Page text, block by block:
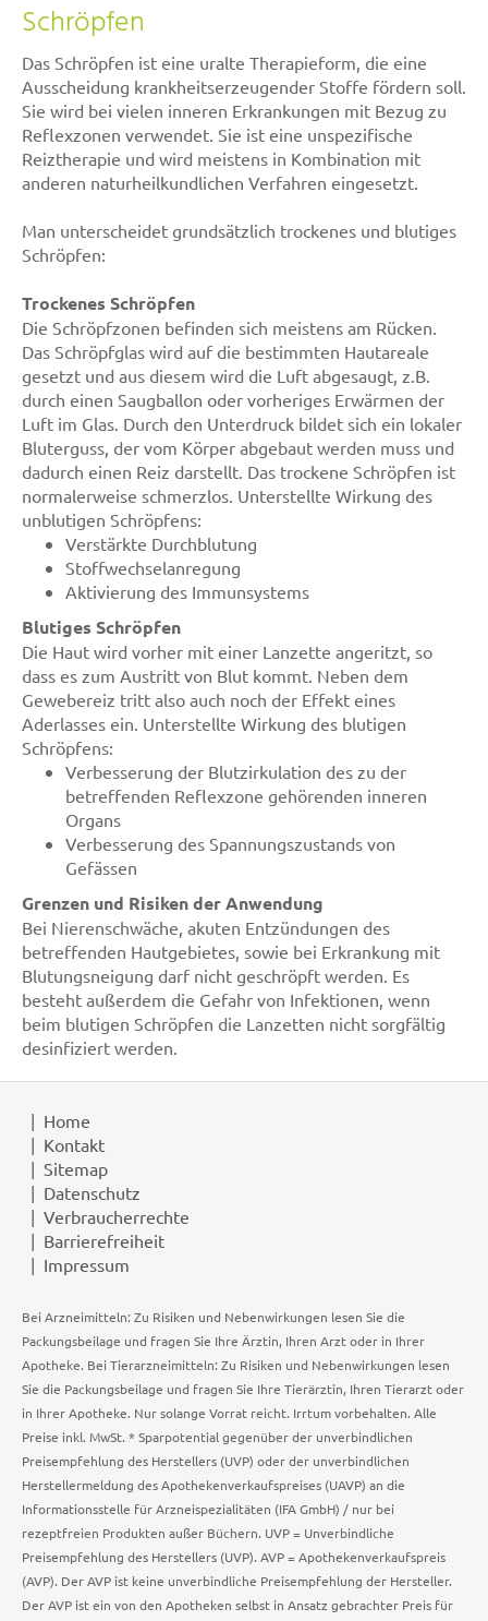
Schröpfen
Das Schröpfen ist eine uralte Therapieform, die eine
Ausscheidung krankheitserzeugender Stoffe fördern soll.
Sie wird bei vielen inneren Erkrankungen mit Bezug zu
Reflexzonen verwendet. Sie ist eine unspezifische
Reiztherapie und wird meistens in Kombination mit
anderen naturheilkundlichen Verfahren eingesetzt.
Man unterscheidet grundsätzlich trockenes und blutiges
Schröpfen:
Trockenes Schröpfen
Die Schröpfzonen befinden sich meistens am Rücken.
Das Schröpfglas wird auf die bestimmten Hautareale
gesetzt und aus diesem wird die Luft abgesaugt, z.B.
durch einen Saugballon oder vorheriges Erwärmen der
Luft im Glas. Durch den Unterdruck bildet sich ein lokaler
Bluterguss, der vom Körper abgebaut werden muss und
dadurch einen Reiz darstellt. Das trockene Schröpfen ist
normalerweise schmerzlos. Unterstellte Wirkung des
unblutigen Schröpfens:
Verstärkte Durchblutung
Stoffwechselanregung
Aktivierung des Immunsystems
Blutiges Schröpfen
Die Haut wird vorher mit einer Lanzette angeritzt, so
dass es zum Austritt von Blut kommt. Neben dem
Gewebereiz tritt also auch noch der Effekt eines
Aderlasses ein. Unterstellte Wirkung des blutigen
Schröpfens:
Verbesserung der Blutzirkulation des zu der
betreffenden Reflexzone gehörenden inneren
Organs
Verbesserung des Spannungszustands von
Gefässen
Grenzen und Risiken der Anwendung
Bei Nierenschwäche, akuten Entzündungen des
betreffenden Hautgebietes, sowie bei Erkrankung mit
Blutungsneigung darf nicht geschröpft werden. Es
besteht außerdem die Gefahr von Infektionen, wenn
beim blutigen Schröpfen die Lanzetten nicht sorgfältig
desinfiziert werden.
Home
Kontakt
Sitemap
Datenschutz
Verbraucherrechte
Barrierefreiheit
Impressum
Bei Arzneimitteln: Zu Risiken und Nebenwirkungen lesen Sie die
Packungsbeilage und fragen Sie Ihre Ärztin, Ihren Arzt oder in Ihrer
Apotheke. Bei Tierarzneimitteln: Zu Risiken und Nebenwirkungen lesen
Sie die Packungsbeilage und fragen Sie Ihre Tierärztin, Ihren Tierarzt oder
in Ihrer Apotheke. Nur solange Vorrat reicht. Irrtum vorbehalten. Alle
Preise inkl. MwSt. * Sparpotential gegenüber der unverbindlichen
Preisempfehlung des Herstellers (UVP) oder der unverbindlichen
Herstellermeldung des Apothekenverkaufspreises (UAVP) an die
Informationsstelle für Arzneispezialitäten (IFA GmbH) / nur bei
rezeptfreien Produkten außer Büchern. UVP = Unverbindliche
Preisempfehlung des Herstellers (UVP). AVP = Apothekenverkaufspreis
(AVP). Der AVP ist keine unverbindliche Preisempfehlung der Hersteller.
Der AVP ist ein von den Apotheken selbst in Ansatz gebrachter Preis für